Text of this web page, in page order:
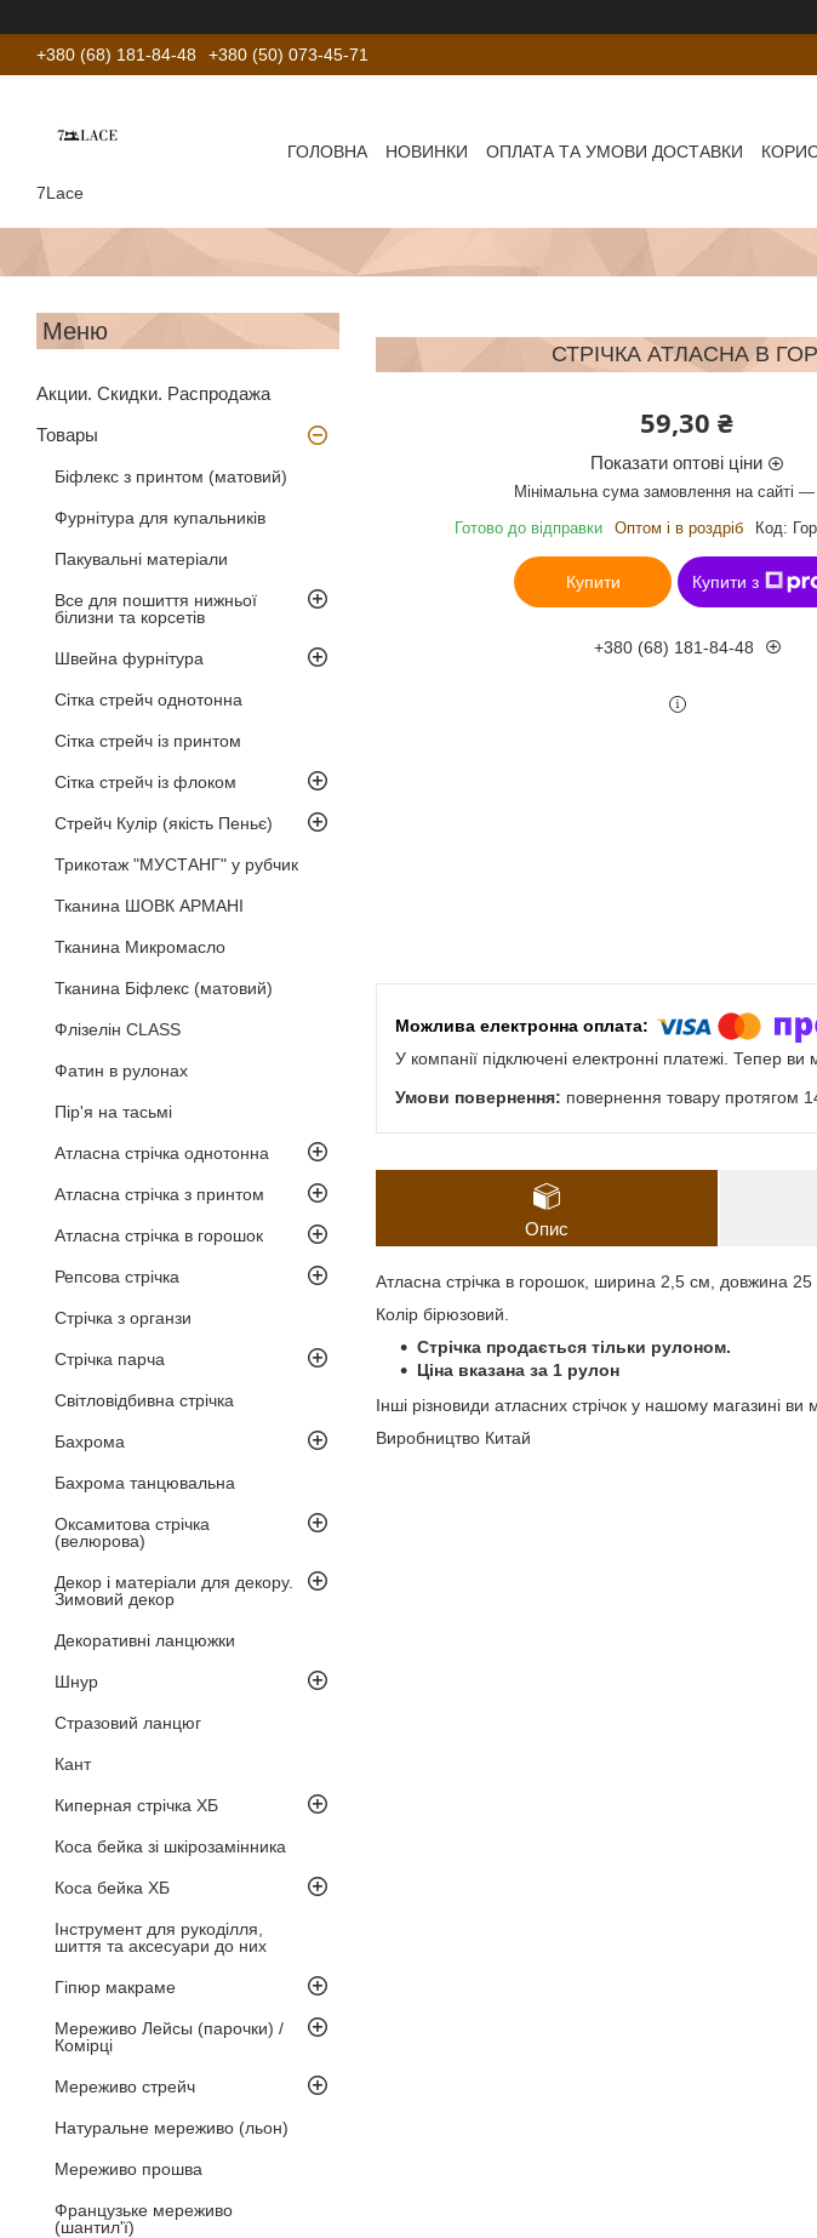
+380 (68) 181-84-48 +380 (50) 073-45-71
7Lace
ГОЛОВНА НОВИНКИ ОПЛАТА ТА УМОВИ ДОСТАВКИ
Акции. Скидки. Распродажа
Товары
Біфлекс з принтом (матовий)
Фурнітура для купальників
Пакувальні матеріали
Все для пошиття нижньої
білизни та корсетів
Швейна фурнітура
Сітка стрейч однотонна
Сітка стрейч із принтом
Сітка стрейч із флоком
Стрейч Кулір (якість Пеньє)
Трикотаж "МУСТАНГ" у рубчик
Тканина ШОВК АРМАНІ
Тканина Микромасло
Тканина Біфлекс (матовий)
Флізелін CLASS
Фатин в рулонах
Пір'я на тасьмі
Атласна стрічка однотонна
Атласна стрічка з принтом
Атласна стрічка в горошок
Репсова стрічка
Стрічка з органзи
Стрічка парча
Світловідбивна стрічка
Бахрома
Бахрома танцювальна
Оксамитова стрічка
(велюрова)
Декор і матеріали для декору.
Зимовий декор
Декоративні ланцюжки
Шнур
Стразовий ланцюг
Кант
Киперная стрічка ХБ
Коса бейка зі шкірозамінника
Коса бейка ХБ
Інструмент для рукоділля,
шиття та аксесуари до них
Гіпюр макраме
Мереживо Лейсы (парочки) /
Комірці
Мереживо стрейч
Натуральне мереживо (льон)
Мереживо прошва
Французьке мереживо
(шантил'ї)
СТРІЧКА АТЛАСНА В
59,30 ₴
Показати оптові ціни
Мінімальна сума замовлення на сайті
Готово до відправки
Оптом і в роздріб Код:
Купити Купити з
+380 (68) 181-84-48
У компанії підключені електронні платежі. Тепер
повернення товару протягом
Опис
Атласна стрічка в горошок, ширина 2,5 см, довжина
Колір бірюзовий.
Стрічка продається тільки рулоном.
Ціна вказана за 1 рулон
Інші різновиди атласних стрічок у нашому магазині ви
Виробництво Китай